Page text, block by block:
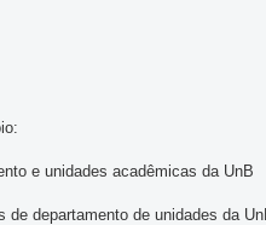
e unidades acadêmicas da UnB
de departamento de unidades da